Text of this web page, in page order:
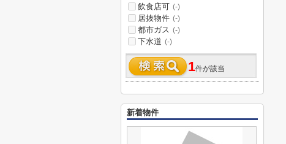
飲食店可 (-)
居抜物件 (-)
都市ガス (-)
下水道 (-)
1件が該当
新着物件